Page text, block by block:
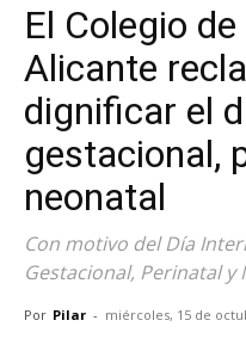
El Colegio
Alicante
dignificar el
gestacional,
neonatal
Con motivo del Día
Gestacional, Perinatal
Por Pilar - miércoles, 15 de